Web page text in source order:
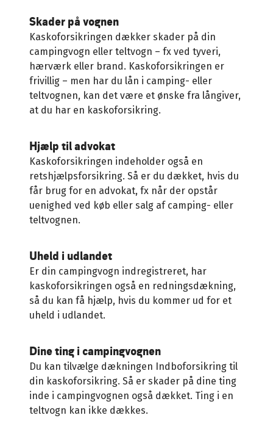
Skader på vognen
Kaskoforsikringen dækker skader på din
campingvogn eller teltvogn – fx ved tyveri,
hærværk eller brand. Kaskoforsikringen er
frivillig – men har du lån i camping- eller
teltvognen, kan det være et ønske fra långiver,
at du har en kaskoforsikring.
Hjælp til advokat
Kaskoforsikringen indeholder også en
retshjælpsforsikring. Så er du dækket, hvis du
får brug for en advokat, fx når der opstår
uenighed ved køb eller salg af camping- eller
teltvognen.
Uheld i udlandet
Er din campingvogn indregistreret, har
kaskoforsikringen også en redningsdækning,
så du kan få hjælp, hvis du kommer ud for et
uheld i udlandet.
Dine ting i campingvognen
Du kan tilvælge dækningen Indboforsikring til
din kaskoforsikring. Så er skader på dine ting
inde i campingvognen også dækket. Ting i en
teltvogn kan ikke dækkes.